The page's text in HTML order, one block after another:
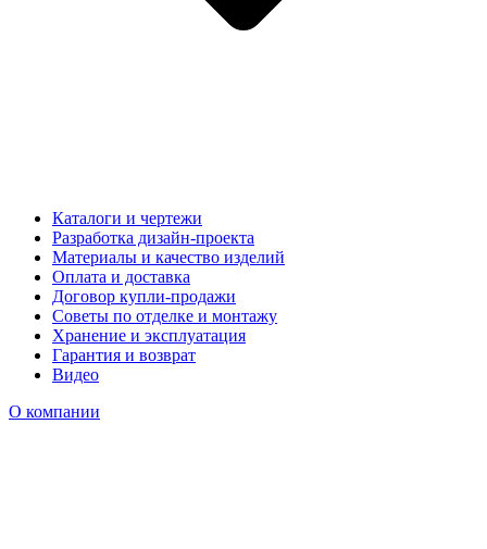
Каталоги и чертежи
Разработка дизайн-проекта
Материалы и качество изделий
Оплата и доставка
Договор купли-продажи
Советы по отделке и монтажу
Хранение и эксплуатация
Гарантия и возврат
Видео
О компании